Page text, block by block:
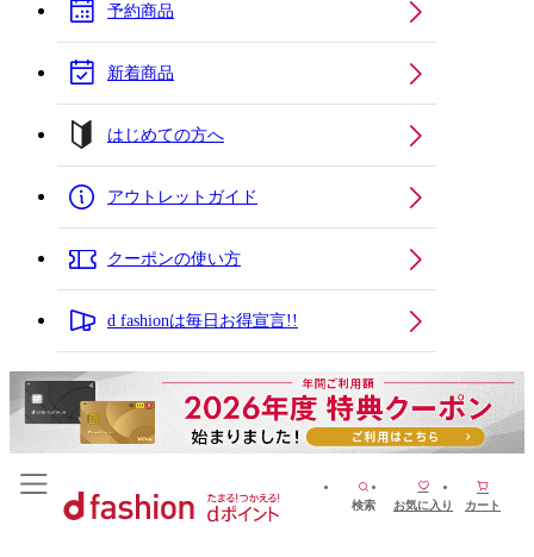
予約商品
新着商品
はじめての方へ
アウトレットガイド
クーポンの使い方
d fashionは毎日お得宣言!!
検索 お気に入り カート